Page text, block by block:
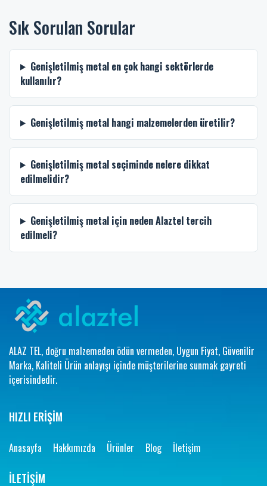
Sık Sorulan Sorular
Genişletilmiş metal en çok hangi sektörlerde
kullanılır?
Genişletilmiş metal hangi malzemelerden üretilir?
Genişletilmiş metal seçiminde nelere dikkat
edilmelidir?
Genişletilmiş metal için neden Alaztel tercih
edilmeli?
ALAZ TEL, doğru malzemeden ödün vermeden, Uygun Fiyat, Güvenilir
Marka, Kaliteli Ürün anlayışı içinde müşterilerine sunmak gayreti
içerisindedir.
HIZLI ERİŞİM
Anasayfa Hakkımızda Ürünler Blog İletişim
İLETİŞİM